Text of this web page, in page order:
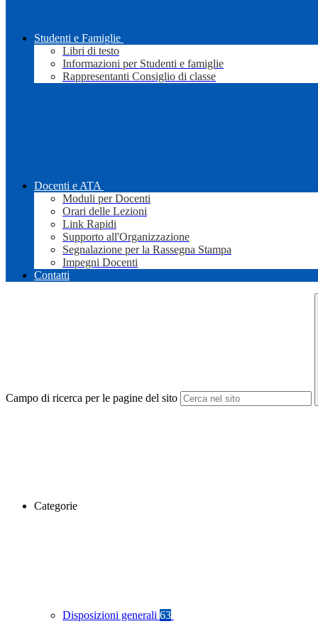
Studenti e Famiglie
Libri di testo
Informazioni per Studenti e famiglie
Rappresentanti Consiglio di classe
Docenti e ATA
Moduli per Docenti
Orari delle Lezioni
Link Rapidi
Supporto all'Organizzazione
Segnalazione per la Rassegna Stampa
Impegni Docenti
Contatti
Campo di ricerca per le pagine del sito
Categorie
Disposizioni generali 63